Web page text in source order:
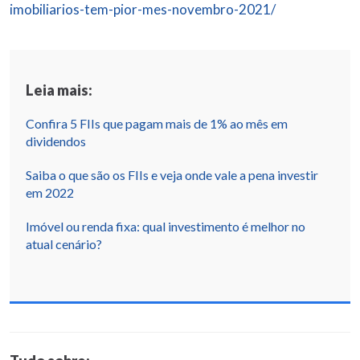
imobiliarios-tem-pior-mes-novembro-2021/
Leia mais:
Confira 5 FIIs que pagam mais de 1% ao mês em
dividendos
Saiba o que são os FIIs e veja onde vale a pena investir
em 2022
Imóvel ou renda fixa: qual investimento é melhor no
atual cenário?